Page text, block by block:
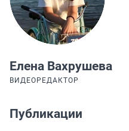
Елена Вахрушева
ВИДЕОРЕДАКТОР
Публикации